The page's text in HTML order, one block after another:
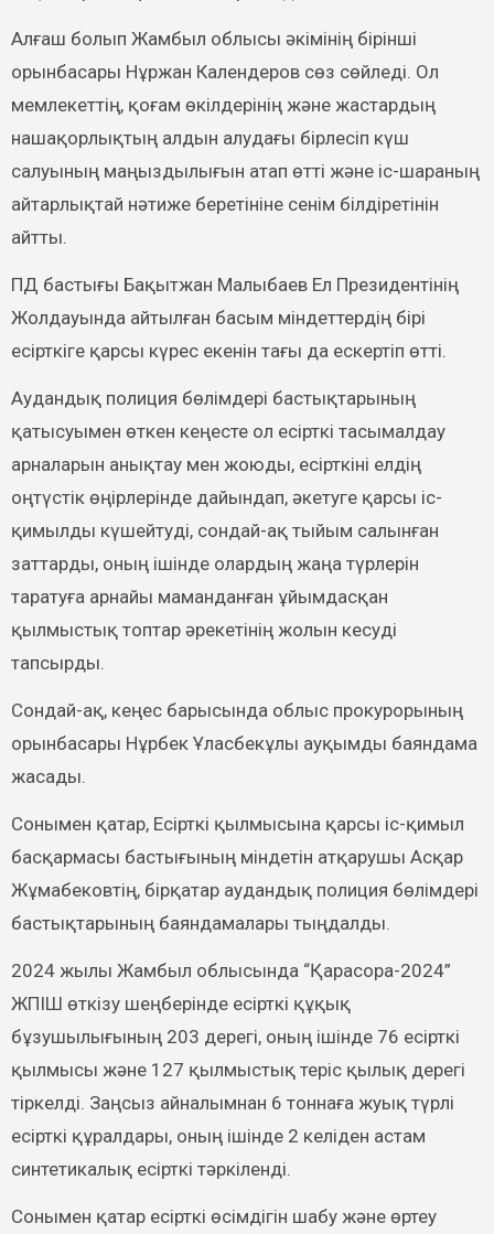
Алғаш болып Жамбыл облысы әкімінің бірінші
орынбасары Нұржан Календеров сөз сөйледі. Ол
мемлекеттің, қоғам өкілдерінің және жастардың
нашақорлықтың алдын алудағы бірлесіп күш
салуының маңыздылығын атап өтті және іс-шараның
айтарлықтай нәтиже беретініне сенім білдіретінін
айтты.
ПД бастығы Бақытжан Малыбаев Ел Президентінің
Жолдауында айтылған басым міндеттердің бірі
есірткіге қарсы күрес екенін тағы да ескертіп өтті.
Аудандық полиция бөлімдері бастықтарының
қатысуымен өткен кеңесте ол есірткі тасымалдау
арналарын анықтау мен жоюды, есірткіні елдің
оңтүстік өңірлерінде дайындап, әкетуге қарсы іс-
қимылды күшейтуді, сондай-ақ тыйым салынған
заттарды, оның ішінде олардың жаңа түрлерін
таратуға арнайы маманданған ұйымдасқан
қылмыстық топтар әрекетінің жолын кесуді
тапсырды.
Сондай-ақ, кеңес барысында облыс прокурорының
орынбасары Нұрбек Ұласбекұлы ауқымды баяндама
жасады.
Сонымен қатар, Есірткі қылмысына қарсы іс-қимыл
басқармасы бастығының міндетін атқарушы Асқар
Жұмабековтің, бірқатар аудандық полиция бөлімдері
бастықтарының баяндамалары тыңдалды.
2024 жылы Жамбыл облысында “Қарасора-2024”
ЖПІШ өткізу шеңберінде есірткі құқық
бұзушылығының 203 дерегі, оның ішінде 76 есірткі
қылмысы және 127 қылмыстық теріс қылық дерегі
тіркелді. Заңсыз айналымнан 6 тоннаға жуық түрлі
есірткі құралдары, оның ішінде 2 келіден астам
синтетикалық есірткі тәркіленді.
Сонымен қатар есірткі өсімдігін шабу және өртеу